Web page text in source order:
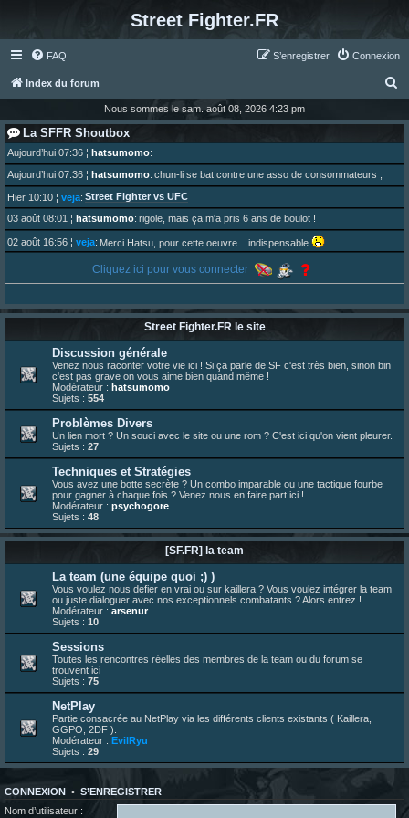
Street Fighter.FR
FAQ Connexion
S’enregistrer
Index du forum
c
e
Nous sommes le sam. août 08, 2026 4:23 pm
La SFFR Shoutbox
Aujourd’hui 07:36 ¦ hatsumomo:
Aujourd’hui 07:36 ¦ hatsumomo: chun-li se bat contre une asso de consommateurs ,
Hier 10:10 ¦ veja: Street Fighter vs UFC
03 août 08:01 ¦ hatsumomo: rigole, mais ça m'a pris 6 ans de boulot !
02 août 16:56 ¦ veja: Merci Hatsu, pour cette oeuvre... indispensable
Vous y trouverez du sesque, de l'humour, du sesque, des combats et plein de lore SF !
01 août 08:08¦hatsumomo:
Aujourd'hui, c'est le yaoi day. Pour la peine je reposte ma dernière fic.
30 juil. 07:22¦hatsumomo:
Un futur indispensable :https://x.com/preterniadotcom/status/20 ... 8820352079
26 juil. 22:09¦hatsumomo:bio de Alex en ligne les gens !
13 juil. 09:53¦hatsumomo
bonjour les amis, je viens de poster ma 1e review de figurine !
23 juin 10:36¦indy:une très chouette SFFR shoutbox !
23 juin 07:30¦hatsumomo:nouvelle trad caniculaire les amis !
23 juin 07:26¦hatsumomo:shoutbox réinitialisée
22 juin 12:27¦indy: Yo !
22 juin 08:49¦veja:Yo
Cliquez ici pour vous connecter
Street Fighter.FR le site
Discussion générale
Venez nous raconter votre vie ici ! Si ça parle de SF c'est très bien, sinon bin
c'est pas grave on vous aime bien quand même !
Modérateur : hatsumomo
Sujets : 554
Problèmes Divers
Un lien mort ? Un souci avec le site ou une rom ? C'est ici qu'on vient pleurer.
Sujets : 27
Techniques et Stratégies
Vous avez une botte secrète ? Un combo imparable ou une tactique fourbe
pour gagner à chaque fois ? Venez nous en faire part ici !
Modérateur : psychogore
Sujets : 48
[SF.FR] la team
La team (une équipe quoi ;) )
Vous voulez nous defier en vrai ou sur kaillera ? Vous voulez intégrer la team
ou juste dialoguer avec nos exceptionnels combatants ? Alors entrez !
Modérateur : arsenur
Sujets : 10
Sessions
Toutes les rencontres réelles des membres de la team ou du forum se
trouvent ici
Sujets : 75
NetPlay
Partie consacrée au NetPlay via les différents clients existants ( Kaillera,
GGPO, 2DF ).
Modérateur : EvilRyu
Sujets : 29
CONNEXION • S’ENREGISTRER
Nom d’utilisateur :